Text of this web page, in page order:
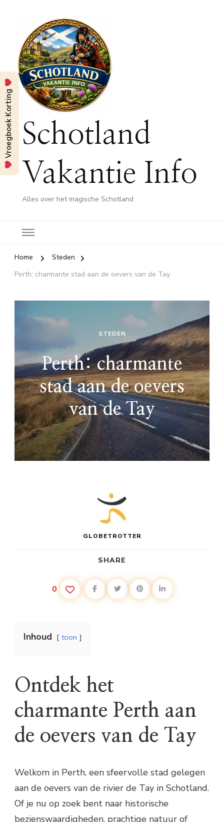
Schotland
Vakantie Info
Alles over het magische Schotland
Home
Steden
Perth: charmante stad aan de oevers van de Tay
STEDEN
Perth: charmante
stad aan de oevers
van de Tay
GLOBETROTTER
SHARE
0
Inhoud toon
Ontdek het
charmante Perth aan
de oevers van de Tay
Welkom in Perth, een sfeervolle stad gelegen
aan de oevers van de rivier de Tay in Schotland.
Of je nu op zoek bent naar historische
bezienswaardigheden, prachtige natuur of
Vroegboek Korting